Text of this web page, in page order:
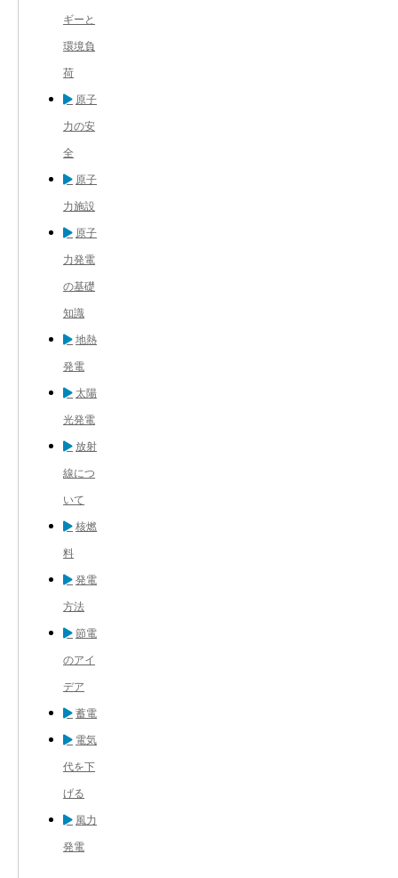
ギーと
環境負
荷
原子
力の安
全
原子
力施設
原子
力発電
の基礎
知識
地熱
発電
太陽
光発電
放射
線につ
いて
核燃
料
発電
方法
節電
のアイ
デア
蓄電
電気
代を下
げる
風力
発電